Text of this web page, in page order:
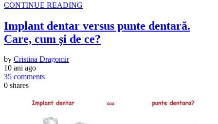
CONTINUE READING
Implant dentar versus punte dentară.
Care, cum și de ce?
by Cristina Dragomir
10 ani ago
35 comments
0 shares